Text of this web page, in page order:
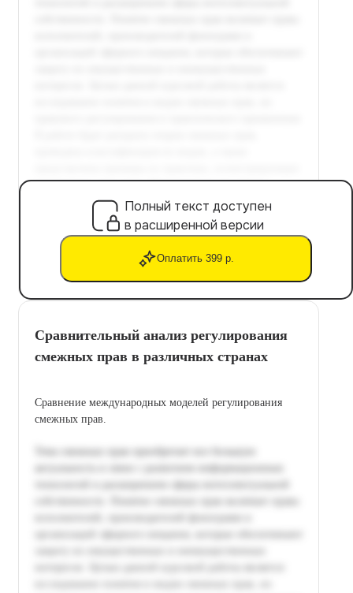
Полный текст доступен
в расширенной версии
Оплатить 399 р.
Сравнительный анализ регулирования
смежных прав в различных странах
Сравнение международных моделей регулирования
смежных прав.